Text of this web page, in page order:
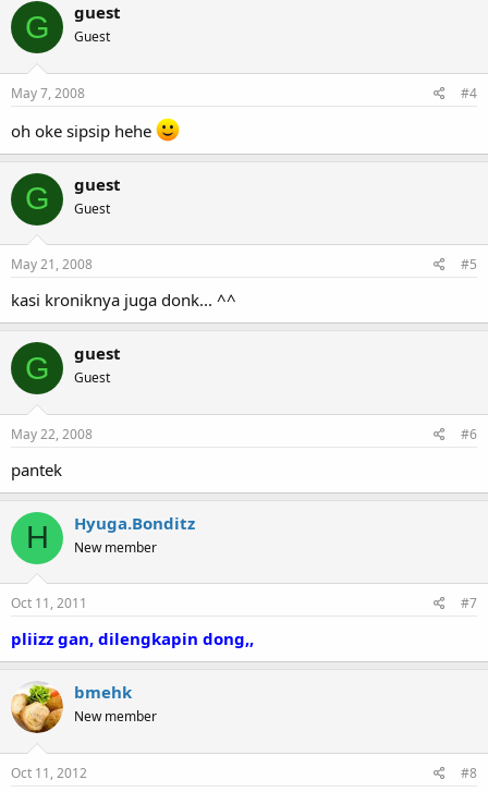
G guest
Guest
May 7, 2008 #4
oh oke sipsip hehe
G guest
Guest
May 21, 2008 #5
kasi kroniknya juga donk... ^^
G guest
Guest
May 22, 2008 #6
pantek
H Hyuga.Bonditz
New member
Oct 11, 2011 #7
pliizz gan, dilengkapin dong,,
bmehk
New member
Oct 11, 2012 #8